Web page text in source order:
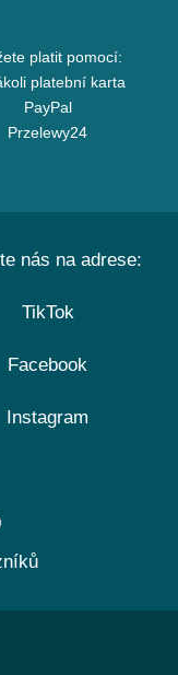
platit pomocí:
platební karta
PayPal
Przelewy24
nás na adrese:
TikTok
Facebook
Instagram